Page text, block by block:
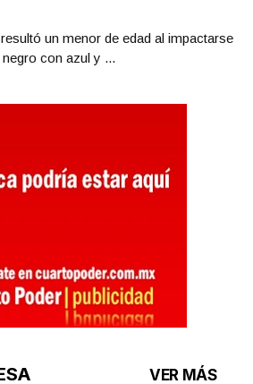
un menor de edad al impactarse
con azul y ...
VER MÁS